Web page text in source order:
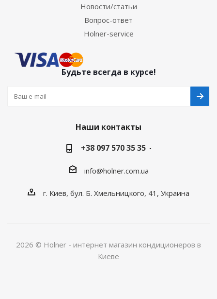
Новости/статьи
Вопрос-ответ
Holner-service
Будьте всегда в курсе!
Наши контакты
+38 097 570 35 35
info@holner.com.ua
г. Киев, бул. Б. Хмельницкого, 41, Украина
2026 © Holner - интернет магазин кондиционеров в
Киеве